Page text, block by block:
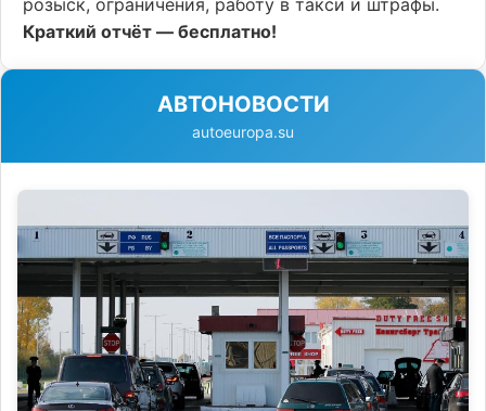
розыск, ограничения, работу в такси и штрафы.
Краткий отчёт — бесплатно!
АВТОНОВОСТИ
autoeuropa.su